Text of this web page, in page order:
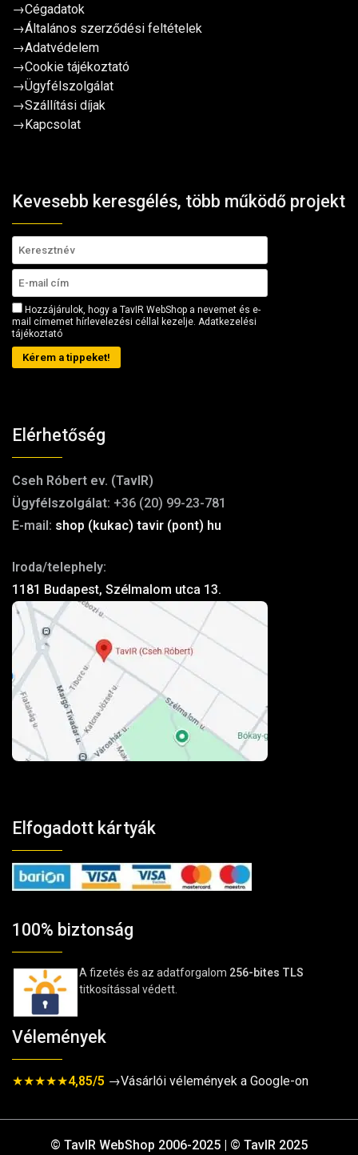
→Cégadatok
→Általános szerződési feltételek
→Adatvédelem
→Cookie tájékoztató
→Ügyfélszolgálat
→Szállítási díjak
→Kapcsolat
Kevesebb keresgélés, több működő projekt
Hozzájárulok, hogy a TavIR WebShop a nevemet és e-
mail címemet hírlevelezési céllal kezelje. Adatkezelési
tájékoztató
Kérem a tippeket!
Elérhetőség
Cseh Róbert ev. (TavIR)
Ügyfélszolgálat: +36 (20) 99-23-781
E-mail: shop (kukac) tavir (pont) hu
Iroda/telephely:
1181 Budapest, Szélmalom utca 13.
Elfogadott kártyák
100% biztonság
A fizetés és az adatforgalom 256-bites TLS
titkosítással védett.
Vélemények
★★★★★4,85/5 →Vásárlói vélemények a Google-on
© TavIR WebShop 2006-2025 | © TavIR 2025